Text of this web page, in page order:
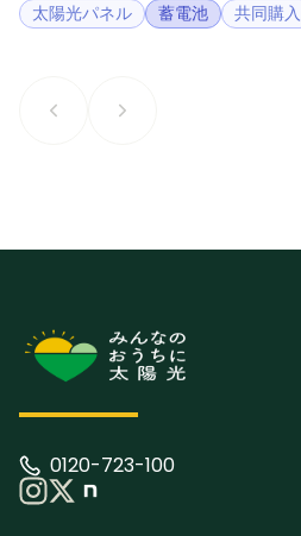
太陽光パネル
蓄電池 共同購入
0120-723-100